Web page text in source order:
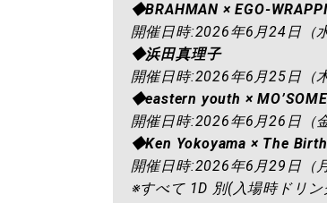
◆BRAHMAN × EGO-
開催日時:2026年6月24日（
◆浜田真理子
開催日時:2026年6月25日（
◆eastern youth × MO’SOME
開催日時:2026年6月26日（
◆Ken Yokoyama × The
開催日時:2026年6月29日（
※すべて 1D 別(入場時ドリ